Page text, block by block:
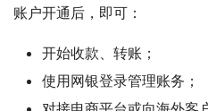
账户开通后，即可：
开始收款、转账；
使用网银登录管理账务；